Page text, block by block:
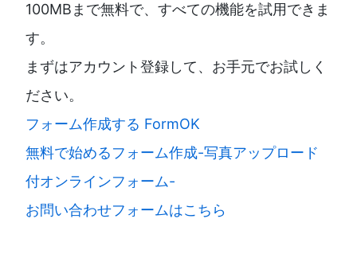
100MBまで無料で、すべての機能を試用できま
す。
まずはアカウント登録して、お手元でお試しく
ださい。
フォーム作成する FormOK
無料で始めるフォーム作成-写真アップロード
付オンラインフォーム-
お問い合わせフォームはこちら